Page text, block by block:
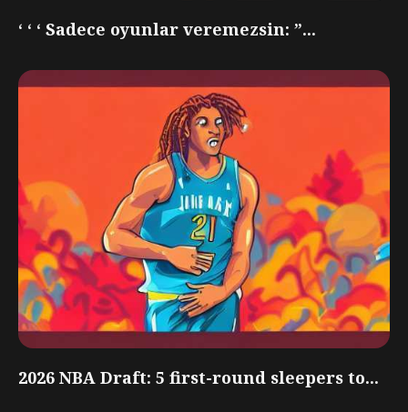
‘ ‘ ‘ Sadece oyunlar veremezsin: ”...
2026 NBA Draft: 5 first-round sleepers to...